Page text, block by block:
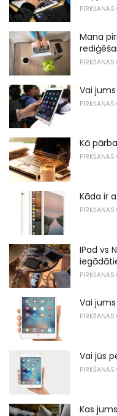
PIRKŠANAS
Mana
PIRKŠANAS
Vai
PIRKŠANAS
Kā
PIRKŠANAS
Kāda ir
PIRKŠANAS
IPad vs
PIRKŠANAS
Vai
PIRKŠANAS
Vai jūs
PIRKŠANAS
Kas